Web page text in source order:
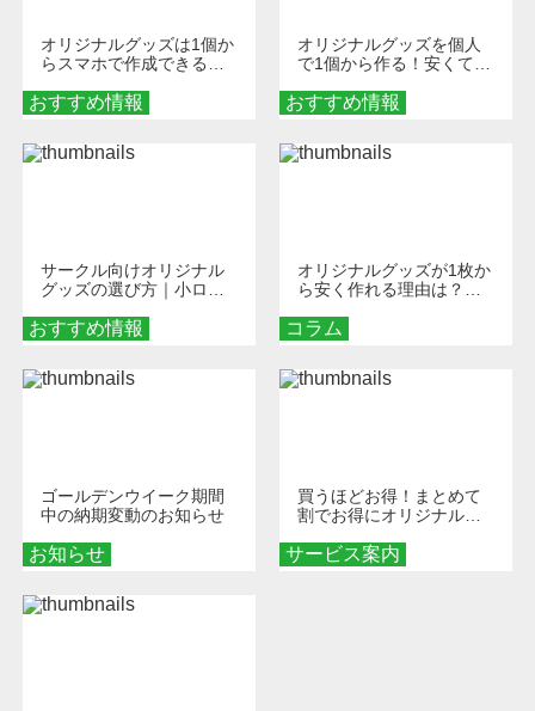
おすすめ情報
オリジナルグッズは1個か
らスマホで作成できる！
くなる巾着＆ポーチ活用
術
おすすめ情報
オリジナルグッズを個人
で1個から作る！安くて簡
秘訣
おすすめ情報
サークル向けオリジナル
グッズの選び方｜小ロッ
める秘訣
コラム
オリジナルグッズが1枚か
ら安く作れる理由は？オ
とメリットを解説
お知らせ
ゴールデンウイーク期間
中の納期変動のお知らせ
サービス案内
買うほどお得！まとめて
割でお得にオリジナルグ